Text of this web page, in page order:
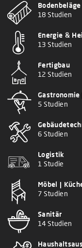
18 Studien
Energie &
13 Studien
Fertigbau
12 Studien
5 Studien
6 Studien
Logistik
1 Studie
Möbel |
7 Studien
Sanitär
14 Studien